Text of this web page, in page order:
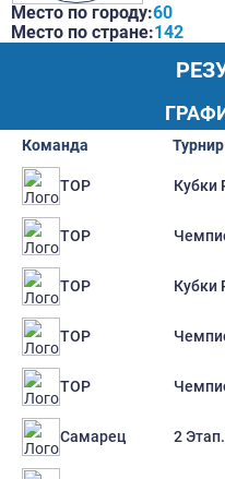
Место по городу:60
Место по стране:142
Команда Турнир
ТОР Кубки
ТОР
ТОР Кубки
ТОР
ТОР
Самарец 2